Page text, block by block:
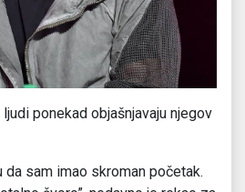
ponekad objašnjavaju njegov
da sam imao skroman početak.